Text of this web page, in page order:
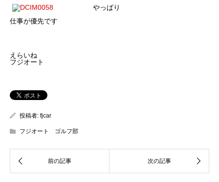
やっぱり
仕事が優先です
えらいね
フジオート
投稿者: fjcar
フジオート ゴルフ部